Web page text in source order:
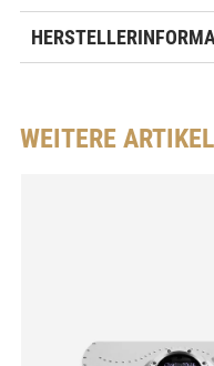
WEITERE